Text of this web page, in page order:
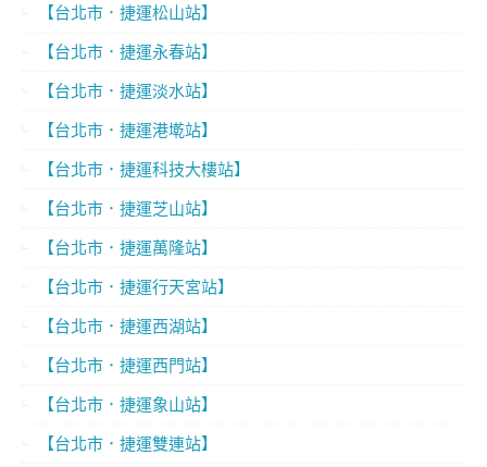
【台北市．捷運松山站】
【台北市．捷運永春站】
【台北市．捷運淡水站】
【台北市．捷運港墘站】
【台北市．捷運科技大樓站】
【台北市．捷運芝山站】
【台北市．捷運萬隆站】
【台北市．捷運行天宮站】
【台北市．捷運西湖站】
【台北市．捷運西門站】
【台北市．捷運象山站】
【台北市．捷運雙連站】